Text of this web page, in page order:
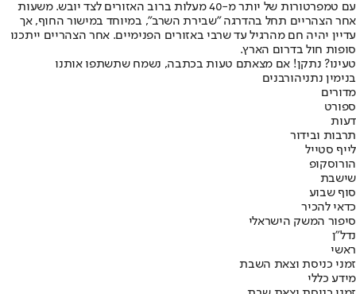
עם טמפרטורות של יותר מ-40 מעלות ברוב האזורים לצד יובש. משעות
אחר הצהריים תחל בהדרגה "שבירת השרב", במיוחד במישור החוף, אך
עדיין יהיה חם מהרגיל עד שרבי באזורים הפנימיים. אחר הצהריים ייתכנו
סופות חול בדרום הארץ.
טעינו? נתקן! אם מצאתם טעות בכתבה, נשמח שתשתפו אותנו
בנימין נתניהורבנים
מדורים
ספורט
דעות
תרבות ובידור
לייף סטייל
הורוסקופ
שישבת
סוף שבוע
כדאי להכיר
סיפור המשק הישראלי
נדל"ן
ראשי
זמני כניסת וצאת השבת
מידע כללי